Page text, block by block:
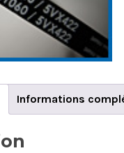
Informations